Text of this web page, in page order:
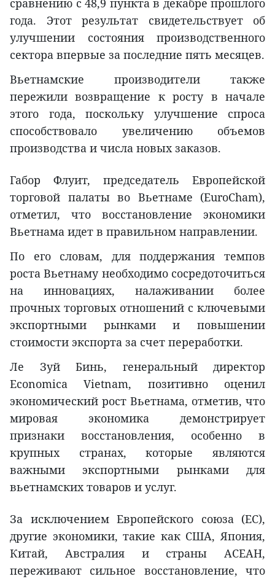
сравнению с 48,9 пункта в декабре прошлого
года. Этот результат свидетельствует об
улучшении состояния производственного
сектора впервые за последние пять месяцев.
Вьетнамские производители также
пережили возвращение к росту в начале
этого года, поскольку улучшение спроса
способствовало увеличению объемов
производства и числа новых заказов.
Габор Флуит, председатель Европейской
торговой палаты во Вьетнаме (EuroCham),
отметил, что восстановление экономики
Вьетнама идет в правильном направлении.
По его словам, для поддержания темпов
роста Вьетнаму необходимо сосредоточиться
на инновациях, налаживании более
прочных торговых отношений с ключевыми
экспортными рынками и повышении
стоимости экспорта за счет переработки.
Ле Зуй Бинь, генеральный директор
Economica Vietnam, позитивно оценил
экономический рост Вьетнама, отметив, что
мировая экономика демонстрирует
признаки восстановления, особенно в
крупных странах, которые являются
важными экспортными рынками для
вьетнамских товаров и услуг.
За исключением Европейского союза (ЕС),
другие экономики, такие как США, Япония,
Китай, Австралия и страны АСЕАН,
переживают сильное восстановление, что